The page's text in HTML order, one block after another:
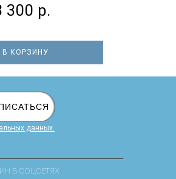
300 р.
В КОРЗИНУ
данных.
В СОЦСЕТЯХ